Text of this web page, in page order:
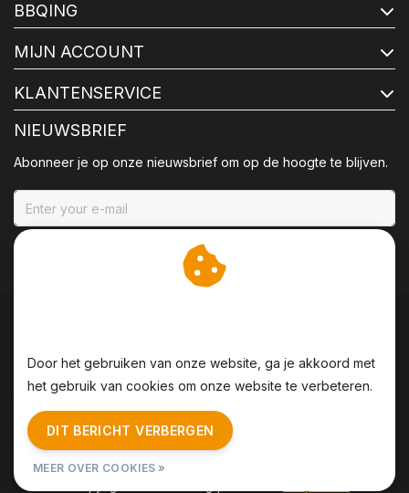
BBQING
MIJN ACCOUNT
KLANTENSERVICE
NIEUWSBRIEF
Abonneer je op onze nieuwsbrief om op de hoogte te blijven.
Algemene voorwaarden | Disclaimer
Sitemap
| RSS Feed
Door het gebruiken van onze website, ga je akkoord met
het gebruik van cookies om onze website te verbeteren.
DIT BERICHT VERBERGEN
MEER OVER COOKIES »